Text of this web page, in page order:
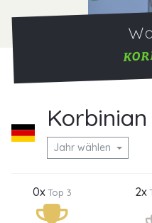
Jahr wählen
0xTop 3 2x